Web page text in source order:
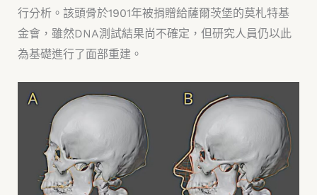
行分析。該頭骨於1901年被捐贈給薩爾茨堡的莫札特基
金會，雖然DNA測試結果尚不確定，但研究人員仍以此
為基礎進行了面部重建。